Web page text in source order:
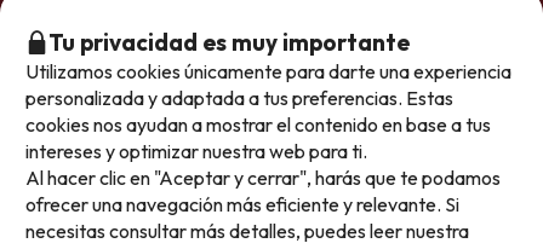
Tu privacidad es muy importante
Utilizamos cookies únicamente para darte una experiencia
personalizada y adaptada a tus preferencias. Estas
cookies nos ayudan a mostrar el contenido en base a tus
intereses y optimizar nuestra web para ti.
Al hacer clic en "Aceptar y cerrar", harás que te podamos
ofrecer una navegación más eficiente y relevante. Si
necesitas consultar más detalles, puedes leer nuestra
+34 973 696 264(hoteles)
reservas@boitaullresort.com
Condiciones generales
Política de privacidad
Aviso legal